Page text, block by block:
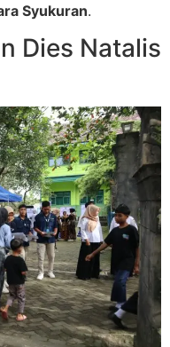
Syukuran.
Dies Natalis